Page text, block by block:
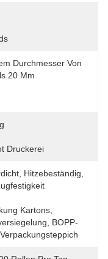
Durchmesser Von
20 Mm
Druckerei
Hitzebeständig,
Kartons,
BOPP-